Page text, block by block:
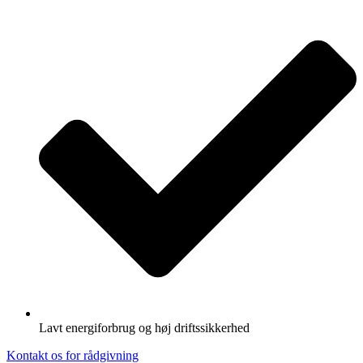
Lavt energiforbrug og høj driftssikkerhed
Kontakt os for rådgivning